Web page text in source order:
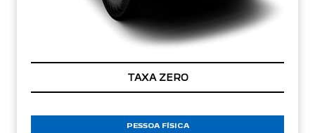
TAXA ZERO
PESSOA FÍSICA